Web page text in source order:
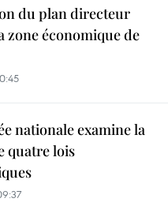
du plan directeur
zone économique de
nationale examine la
quatre lois